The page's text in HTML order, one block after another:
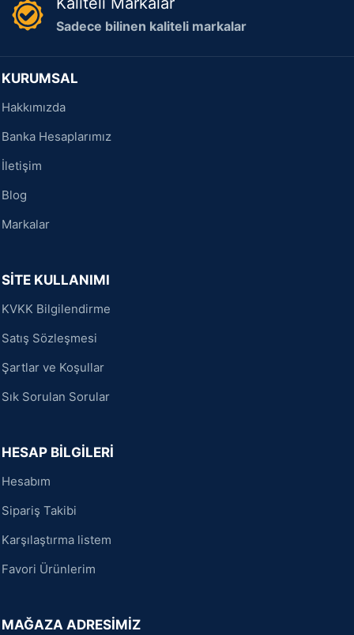
Sadece bilinen kaliteli markalar
KURUMSAL
Hakkımızda
Banka Hesaplarımız
İletişim
Blog
Markalar
SİTE KULLANIMI
KVKK Bilgilendirme
Satış Sözleşmesi
Şartlar ve Koşullar
Sık Sorulan Sorular
HESAP BİLGİLERİ
Hesabım
Sipariş Takibi
Karşılaştırma listem
Favori Ürünlerim
MAĞAZA ADRESİMİZ